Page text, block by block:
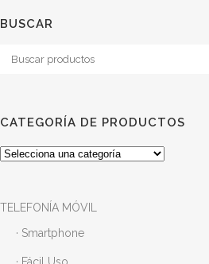
BUSCAR
CATEGORÍA DE PRODUCTOS
TELEFONÍA MÓVIL
· Smartphone